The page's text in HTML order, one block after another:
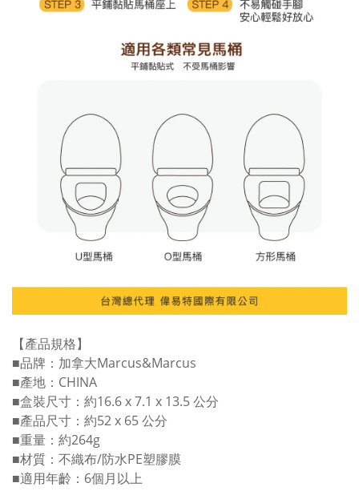
【產品規格】
■品牌：加拿大Marcus&Marcus
■產地：CHINA
■盒裝尺寸：約16.6 x 7.1 x 13.5 公分
■產品尺寸：約52 x 65 公分
■重量：約264g
■材質：不織布/防水PE塑膠膜
■適用年齡：6個月以上